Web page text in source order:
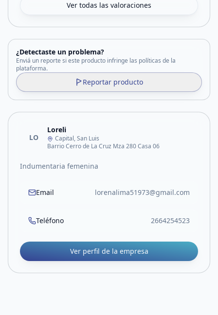
Ver todas las valoraciones
¿Detectaste un problema?
Enviá un reporte si este producto infringe las políticas de la
plataforma.
Reportar producto
LO
Loreli
Capital, San Luis
Barrio Cerro de La Cruz Mza 280 Casa 06
Indumentaria femenina
Email lorenalima51973@gmail.com
Teléfono 2664254523
Ver perfil de la empresa